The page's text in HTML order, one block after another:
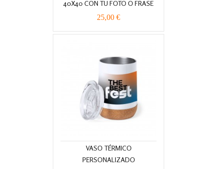
40X40 CON TU FOTO O FRASE
25,00 €
VASO TÉRMICO
PERSONALIZADO